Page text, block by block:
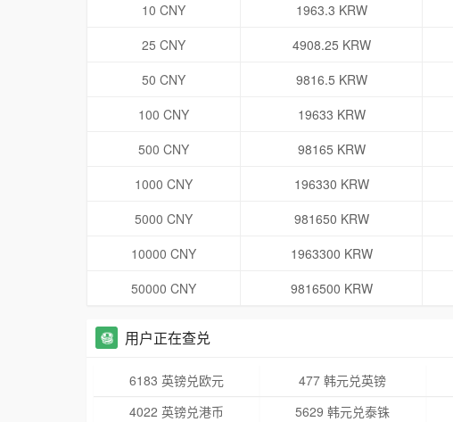
10 CNY
1963.3 KRW
25 CNY
4908.25 KRW
50 CNY
9816.5 KRW
100 CNY
19633 KRW
500 CNY
98165 KRW
1000 CNY
196330 KRW
5000 CNY
981650 KRW
10000 CNY
1963300 KRW
50000 CNY
9816500 KRW
用户正在查兑
6183 英镑兑欧元 477 韩元兑英镑
4022 英镑兑港币
5629 韩元兑泰铢